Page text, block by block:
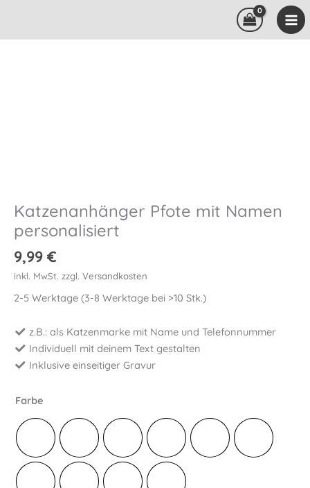
springen
Katzenanhänger Pfote mit Namen
personalisiert
9,99 €
inkl. MwSt. zzgl. Versandkosten
2-5 Werktage (3-8 Werktage bei >10 Stk.)
z.B.: als Katzenmarke mit Name und Telefonnummer
Individuell mit deinem Text gestalten
Inklusive einseitiger Gravur
Farbe